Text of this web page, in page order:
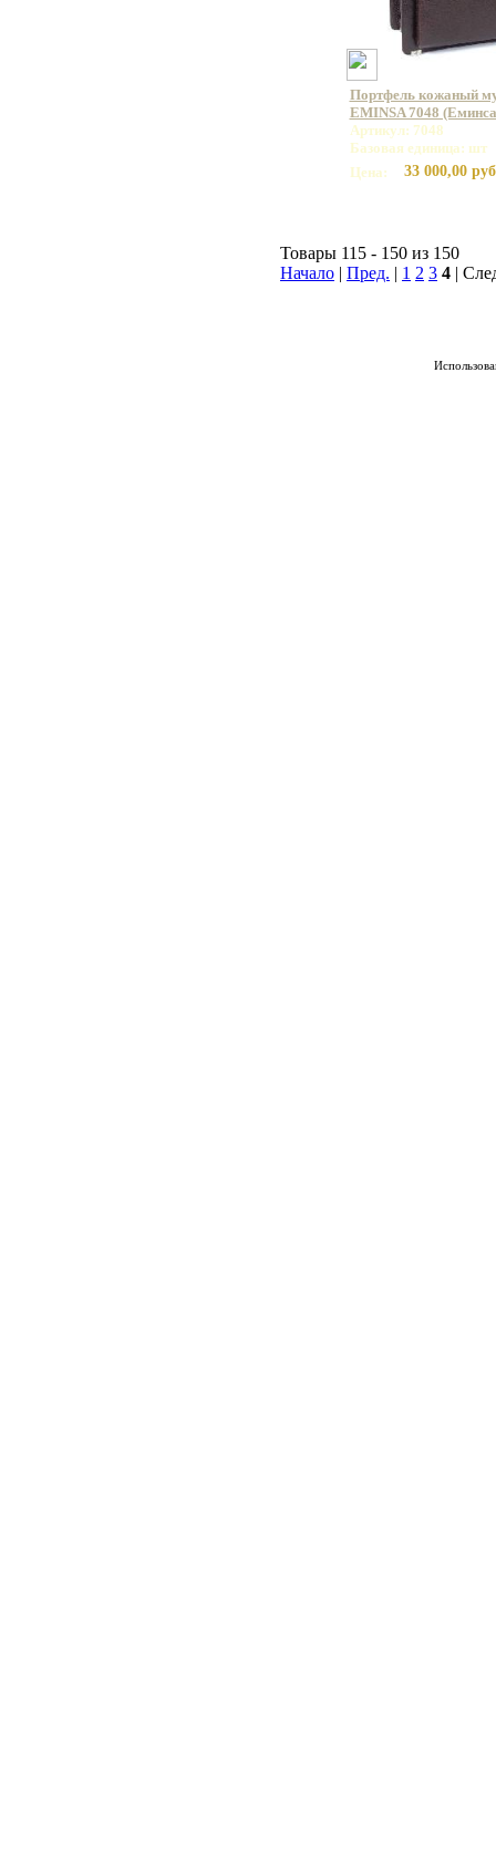
Портфель кожаный
EMINSA 7048
Артикул: 7048
Базовая единица: шт
Цена:
33 000,00
Товары 115 - 150 из 150
Начало
Пред. 1 2 3 4 |